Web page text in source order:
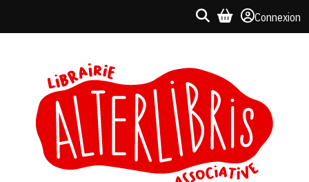
Connexion